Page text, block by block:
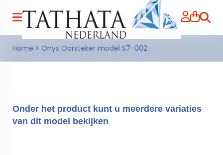
Home > Onyx Oorsteker model S7-002
Onder het product kunt u meerdere variaties
van dit model bekijken